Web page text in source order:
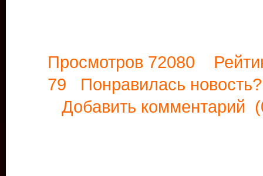
Просмотров 72080
79 Понравилась
Добавить комментарий